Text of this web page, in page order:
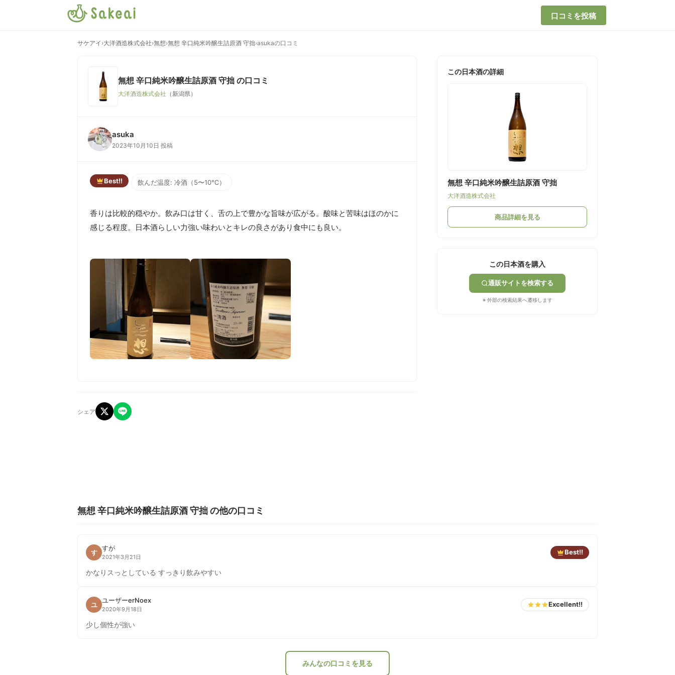
口コミを投稿
サケアイ ›大洋酒造株式会社›無想›無想 辛口純米吟醸生詰原酒 守拙›asukaの口コミ
無想 辛口純米吟醸生詰原酒 守拙 の口コミ
大洋酒造株式会社 （新潟県）
asuka
2023年10月10日 投稿
Best!! 飲んだ温度: 冷酒（5〜10℃）
香りは比較的穏やか。飲み口は甘く、舌の上で豊かな旨味が広がる。酸味と苦味はほのかに
感じる程度。日本酒らしい力強い味わいとキレの良さがあり食中にも良い。
シェア
この日本酒の詳細
無想 辛口純米吟醸生詰原酒 守拙
大洋酒造株式会社
商品詳細を見る
この日本酒を購入
通販サイトを検索する
※ 外部の検索結果へ遷移します
無想 辛口純米吟醸生詰原酒 守拙 の他の口コミ
す
すが
2021年3月21日
Best!!
かなりスっとしている すっきり飲みやすい
ユ
ユーザーerNoex
2020年9月18日
Excellent!!
少し個性が強い
みんなの口コミを見る